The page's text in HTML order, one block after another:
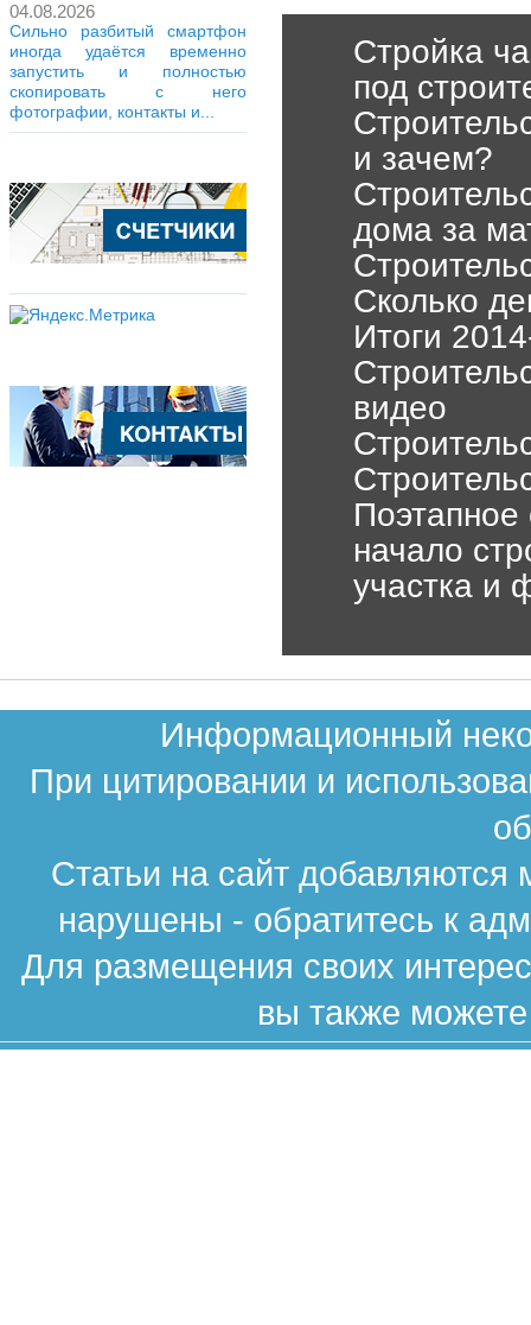
04.08.2026
Сильно разбитый смартфон
иногда удаётся временно
запустить и полностью
скопировать с него
фотографии, контакты и...
Стройка
под
и зачем?
дома за
Сколько
Итоги
видео
Поэтапное
начало
участка и
Информационный
При цитировании и
Статьи на сайт
нарушены - обратитесь к
Для размещения своих
вы также